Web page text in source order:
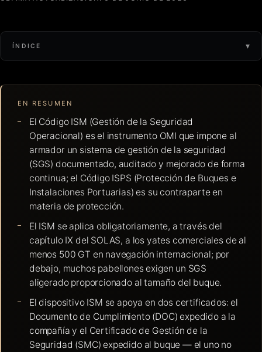
ÍNDICE ▾
EN RESUMEN
El Código ISM (Gestión de la Seguridad
Operacional) es el instrumento OMI que impone al
armador un sistema de gestión de la seguridad
(SGS) documentado, auditado y mejorado de forma
continua; el Código ISPS (Protección de Buques e
Instalaciones Portuarias) es su contraparte en
materia de protección.
El ISM se aplica obligatoriamente, a través del
capítulo IX del SOLAS, a los yates comerciales de al
menos 500 GT en navegación internacional; por
debajo, muchos pabellones exigen un SGS
aligerado proporcionado al tamaño del buque.
El dispositivo ISM se apoya en dos certificados: el
Documento de Cumplimiento (DOC) expedido a la
compañía y el Certificado de Gestión de la
Seguridad (SMC) expedido al buque — el uno no